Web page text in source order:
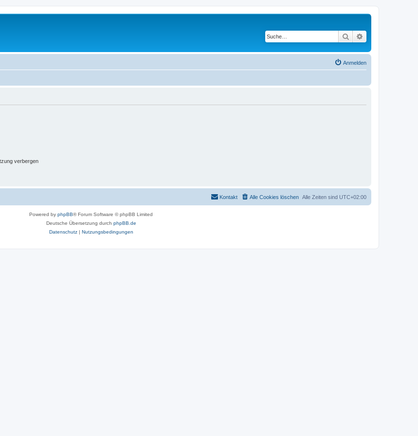
Suche
Anmelden
verbergen
Alle Zeiten sind UTC+02:00
Alle Cookies löschen
Kontakt
Powered by phpBB® Forum Software © phpBB Limited
Deutsche Übersetzung durch phpBB.de
Datenschutz| Nutzungsbedingungen